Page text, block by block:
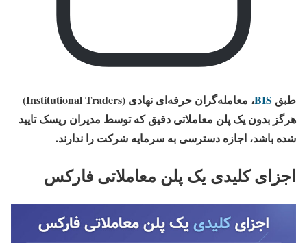
طبق BIS
، معامله‌گران حرفه‌ای نهادی (Institutional Traders)
هرگز بدون یک پلن معاملاتی دقیق که توسط مدیران ریسک تایید
شده باشد، اجازه دسترسی به سرمایه شرکت را ندارند.
اجزای کلیدی یک پلن معاملاتی فارکس